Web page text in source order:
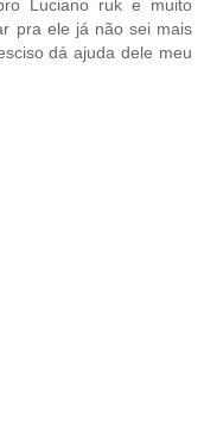
Luciano ruk e muito
pra ele já não sei mais
dá ajuda dele meu